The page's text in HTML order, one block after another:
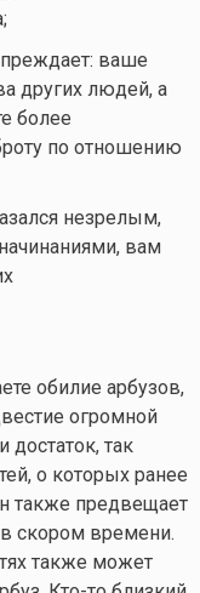
ваше
других людей, а
более
по отношению
незрелым,
вам
обилие арбузов,
огромной
достаток, так
о которых ранее
также предвещает
скором времени.
также может